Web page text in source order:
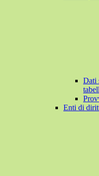
Dati
Enti di